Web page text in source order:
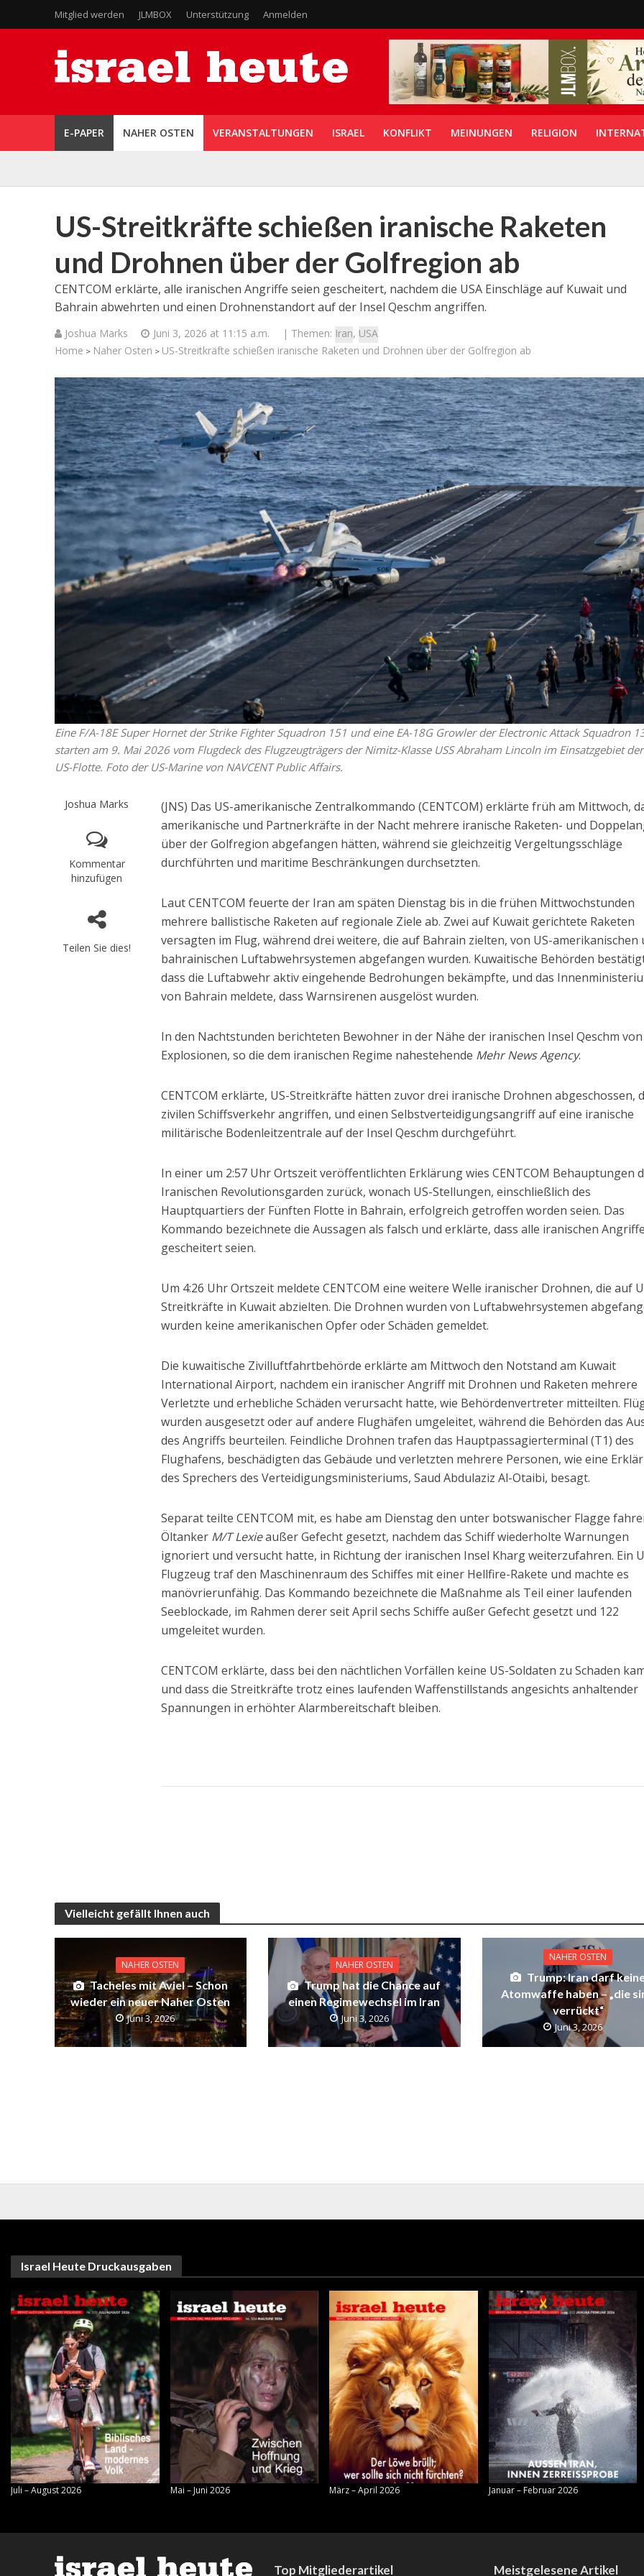
Mitglied werden JLMBOX Unterstützung Anmelden
E-PAPER NAHER OSTEN VERANSTALTUNGEN ISRAEL KONFLIKT MEINUNGEN RELIGION
US-Streitkräfte schießen iranische Raketen
und Drohnen über der Golfregion ab
CENTCOM erklärte, alle iranischen Angriffe seien gescheitert, nachdem die USA Einschläge auf Kuwait und
Bahrain abwehrten und einen Drohnenstandort auf der Insel Qeschm angriffen.
Joshua Marks Juni 3, 2026 at 11:15 a.m. | Themen: Iran, USA
Home > Naher Osten > US-Streitkräfte schießen iranische Raketen und Drohnen über der Golfregion ab
Eine F/A-18E Super Hornet der Strike Fighter Squadron 151 und eine EA-18G Growler der Electronic Attack Squadron
starten am 9. Mai 2026 vom Flugdeck des Flugzeugträgers der Nimitz-Klasse USS Abraham Lincoln im Einsatzgebiet
US-Flotte. Foto der US-Marine von NAVCENT Public Affairs.
Joshua Marks
Kommentar
hinzufügen
Teilen Sie dies!
(JNS) Das US-amerikanische Zentralkommando (CENTCOM) erklärte früh am Mittwoch,
amerikanische und Partnerkräfte in der Nacht mehrere iranische Raketen- und
über der Golfregion abgefangen hätten, während sie gleichzeitig Vergeltungsschläge
durchführten und maritime Beschränkungen durchsetzten.
Laut CENTCOM feuerte der Iran am späten Dienstag bis in die frühen Mittwochstunden
mehrere ballistische Raketen auf regionale Ziele ab. Zwei auf Kuwait gerichtete Raketen
versagten im Flug, während drei weitere, die auf Bahrain zielten, von US-amerikanischen
bahrainischen Luftabwehrsystemen abgefangen wurden. Kuwaitische Behörden
dass die Luftabwehr aktiv eingehende Bedrohungen bekämpfte, und das
von Bahrain meldete, dass Warnsirenen ausgelöst wurden.
In den Nachtstunden berichteten Bewohner in der Nähe der iranischen Insel Qeschm von
Explosionen, so die dem iranischen Regime nahestehende Mehr News Agency.
CENTCOM erklärte, US-Streitkräfte hätten zuvor drei iranische Drohnen abgeschossen,
zivilen Schiffsverkehr angriffen, und einen Selbstverteidigungsangriff auf eine iranische
militärische Bodenleitzentrale auf der Insel Qeschm durchgeführt.
In einer um 2:57 Uhr Ortszeit veröffentlichten Erklärung wies CENTCOM Behauptungen
Iranischen Revolutionsgarden zurück, wonach US-Stellungen, einschließlich des
Hauptquartiers der Fünften Flotte in Bahrain, erfolgreich getroffen worden seien. Das
Kommando bezeichnete die Aussagen als falsch und erklärte, dass alle iranischen
gescheitert seien.
Um 4:26 Uhr Ortszeit meldete CENTCOM eine weitere Welle iranischer Drohnen, die auf
Streitkräfte in Kuwait abzielten. Die Drohnen wurden von Luftabwehrsystemen
wurden keine amerikanischen Opfer oder Schäden gemeldet.
Die kuwaitische Zivilluftfahrtbehörde erklärte am Mittwoch den Notstand am Kuwait
International Airport, nachdem ein iranischer Angriff mit Drohnen und Raketen mehrere
Verletzte und erhebliche Schäden verursacht hatte, wie Behördenvertreter mitteilten.
wurden ausgesetzt oder auf andere Flughäfen umgeleitet, während die Behörden das
des Angriffs beurteilen. Feindliche Drohnen trafen das Hauptpassagierterminal (T1) des
Flughafens, beschädigten das Gebäude und verletzten mehrere Personen, wie eine
des Sprechers des Verteidigungsministeriums, Saud Abdulaziz Al-Otaibi, besagt.
Separat teilte CENTCOM mit, es habe am Dienstag den unter botswanischer Flagge
Öltanker M/T Lexieaußer Gefecht gesetzt, nachdem das Schiff wiederholte Warnungen
ignoriert und versucht hatte, in Richtung der iranischen Insel Kharg weiterzufahren. Ein
Flugzeug traf den Maschinenraum des Schiffes mit einer Hellfire-Rakete und machte es
manövrierunfähig. Das Kommando bezeichnete die Maßnahme als Teil einer laufenden
Seeblockade, im Rahmen derer seit April sechs Schiffe außer Gefecht gesetzt und 122
umgeleitet wurden.
CENTCOM erklärte, dass bei den nächtlichen Vorfällen keine US-Soldaten zu Schaden
und dass die Streitkräfte trotz eines laufenden Waffenstillstands angesichts anhaltender
Spannungen in erhöhter Alarmbereitschaft bleiben.
Vielleicht gefällt Ihnen auch
NAHER OSTEN
Tacheles mit Aviel – Schon
wieder ein neuer Naher Osten
Juni 3, 2026
NAHER OSTEN
Trump hat die Chance auf
einen Regimewechsel im Iran
Juni 3, 2026
NAHER OSTEN
Trump: Iran darf
Atomwaffe haben – „die
verrückt“
Juni 3, 2026
Israel
Israelische Wahlen 2026: Das ist
die Knesset – Moshe Abutbul
Israel
Jenseits des
Israelische Initiativen
Soldaten beim Übergang ins
Leben
Israel Heute Druckausgaben
Juli – August 2026 Mai – Juni 2026 März – April 2026 Januar – Februar 2026
Top Mitgliederartikel Meistgelesene Artikel